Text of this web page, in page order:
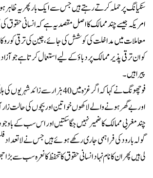
سنکیانگ پر حملہ کرتے رہتے ہیں جس سے ایک بار پھر یہ ظاہر
امریکہ جیسے چند ممالک کا اصل مقصد یہ ہے کہ انسانی حقوق
معاملات میں مداخلت کی کوشش کی جائے ، چین کی ترقی کو
کو ان ترقی پذیر ممالک پر دبا ؤ کے لیے استعمال کرتا ہے جو
پیرا ہیں۔
فو چھونگ نے کہا کہ اگر غزہ میں 40 ہزار
اور بے گھر ہونے والے لاکھوں خواتین اور بچوں کی حالت زار
چند مغربی ممالک کا ضمیر نہیں جگا سکتیں اور اس سب کے
گولہ بارود کی فراہمی جاری رکھے ہوئے ہیں جس نے لاتعداد
لی ہیں پھر ان کا نام نہاد انسانی حقوق کا تحفظ کا نعرہ سب سے